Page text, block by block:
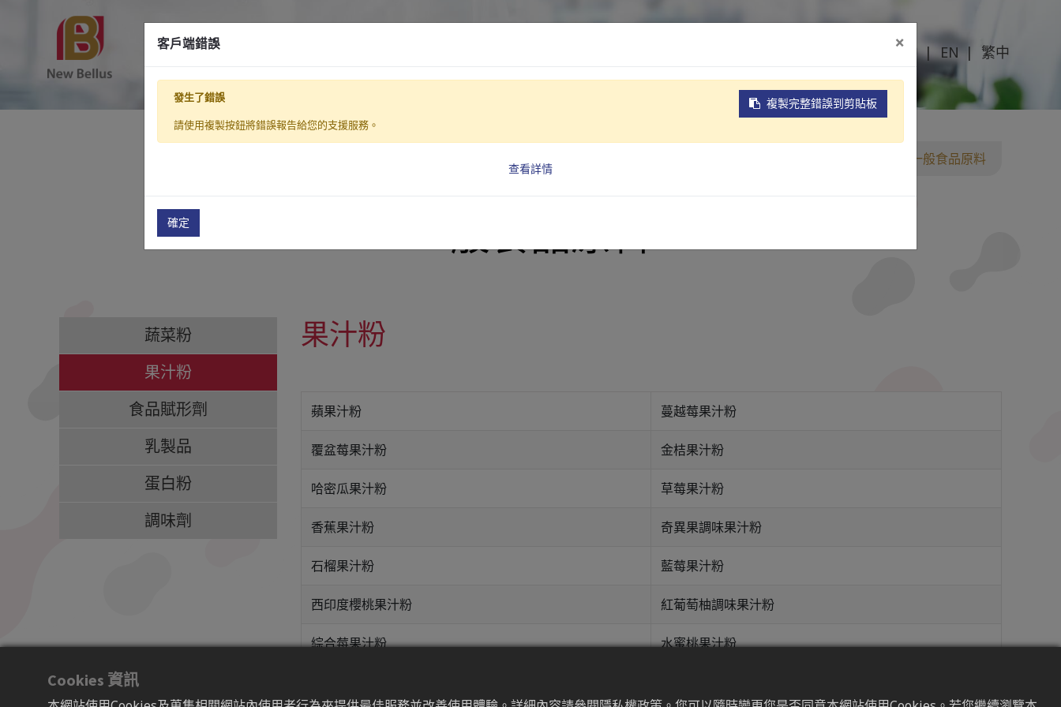
简中 EN 繁中
原料產品
創新 ‧ 有益 ‧ 無限
一般食品原料
一般食品原料
蔬菜粉
果汁粉
食品賦形劑
乳製品
蛋白粉
調味劑
果汁粉
蘋果汁粉 蔓越莓果汁粉
覆盆莓果汁粉 金桔果汁粉
哈密瓜果汁粉 草莓果汁粉
香蕉果汁粉 奇異果調味果汁粉
石榴果汁粉 藍莓果汁粉
西印度櫻桃果汁粉 紅葡萄柚調味果汁粉
綜合莓果汁粉 水蜜桃果汁粉
Cookies 資訊
客戶端錯誤 ×
複製完整錯誤到剪貼板
發生了錯誤
請使用複製按鈕將錯誤報告給您的支援服務。
查看詳情
確定